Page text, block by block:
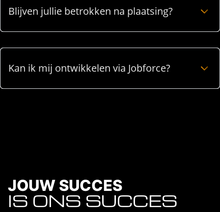
Blijven jullie betrokken na plaatsing?
Kan ik mij ontwikkelen via Jobforce?
JOUW SUCCES
IS ONS SUCCES